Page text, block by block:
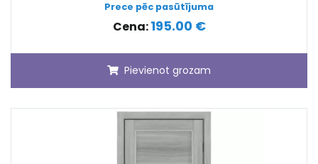
Prece pēc pasūtījuma
Cena:195.00 €
Pievienot grozam